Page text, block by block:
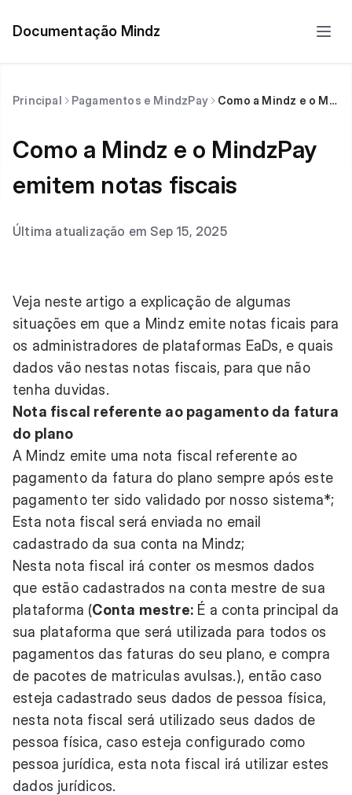
Documentação Mindz
Principal Pagamentos e MindzPay Como a Mindz e o MindzPay emitem notas fiscais
Como a Mindz e o MindzPay
emitem notas fiscais
Última atualização em Sep 15, 2025
Veja neste artigo a explicação de algumas
situações em que a Mindz emite notas ficais para
os administradores de plataformas EaDs, e quais
dados vão nestas notas fiscais, para que não
tenha duvidas.
Nota fiscal referente ao pagamento da fatura
do plano
A Mindz emite uma nota fiscal referente ao
pagamento da fatura do plano sempre após este
pagamento ter sido validado por nosso sistema*;
Esta nota fiscal será enviada no email
cadastrado da sua conta na Mindz;
Nesta nota fiscal irá conter os mesmos dados
que estão cadastrados na conta mestre de sua
plataforma (Conta mestre: É a conta principal da
sua plataforma que será utilizada para todos os
pagamentos das faturas do seu plano, e compra
de pacotes de matriculas avulsas.), então caso
esteja cadastrado seus dados de pessoa física,
nesta nota fiscal será utilizado seus dados de
pessoa física, caso esteja configurado como
pessoa jurídica, esta nota fiscal irá utilizar estes
dados jurídicos.